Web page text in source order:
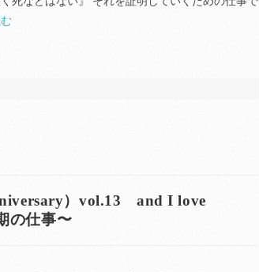
）vol.13 and I love
の仕事〜